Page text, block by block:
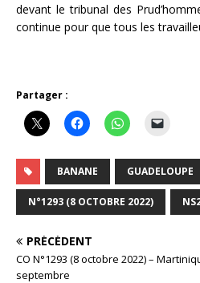
devant le tribunal des
continue pour que tous les
Partager :
BANANE GUADELOUPE
N°1293 (8 OCTOBRE 2022)
PRÉCÉDENT
CO N°1293 (8 octobre 2022) –
septembre